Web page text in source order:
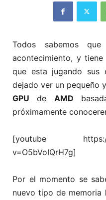
Todos sabemos que
acontecimiento, y
que esta jugando
dejado ver un pequeño
GPU de AMD
próximamente
[youtube https://
v=O5bVoIQrH7g]
Por el momento se
nuevo tipo de memoria